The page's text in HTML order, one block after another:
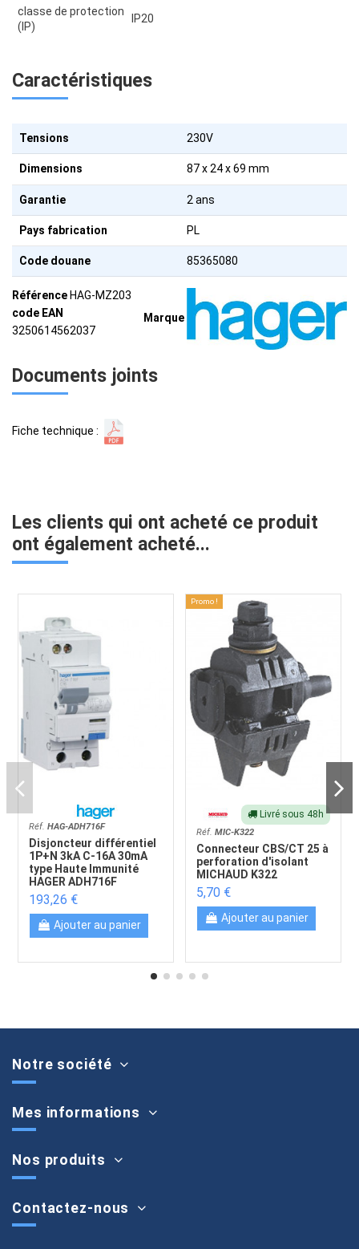
classe de protection
(IP)
IP20
Caractéristiques
Tensions 230V
Dimensions 87 x 24 x 69 mm
Garantie 2 ans
Pays fabrication PL
Code douane 85365080
Marque
Référence HAG-MZ203
code EAN
3250614562037
Documents joints
Fiche technique :
Les clients qui ont acheté ce produit
ont également acheté...
Réf.HAG-ADH716F
Disjoncteur différentiel
1P+N 3kA C-16A 30mA
type Haute Immunité
HAGER ADH716F
193,26 €
Ajouter au panier
Promo !
Livré sous 48h
Réf.MIC-K322
Connecteur CBS/CT 25 à
perforation d'isolant
MICHAUD K322
5,70 €
Ajouter au panier
Notre société
Mes informations
Nos produits
Contactez-nous